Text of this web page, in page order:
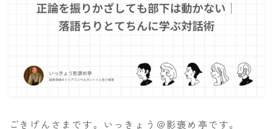
ごきげんさまです。いっきょう＠影褒め亭です。